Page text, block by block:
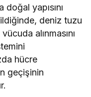
yapısını
deniz tuzu
alınmasını
hücre
geçişinin